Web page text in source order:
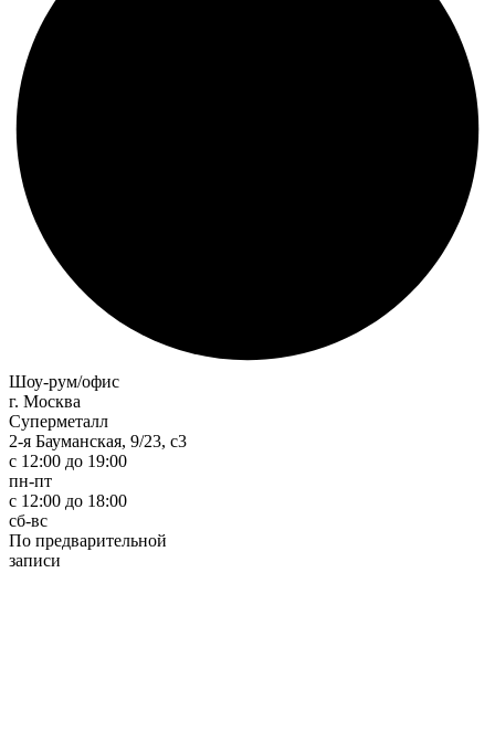
Шоу-рум/офис
г. Москва
Суперметалл
2-я Бауманская, 9/23, с3
c 12:00 до 19:00
пн-пт
с 12:00 до 18:00
сб-вс
По предварительной
записи